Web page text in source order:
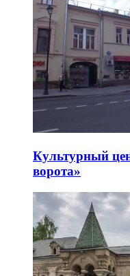
Культурный
ворота»